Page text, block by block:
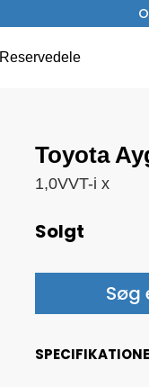
Reservedele
Toyota
1,0VVT-i x
Solgt
Søg